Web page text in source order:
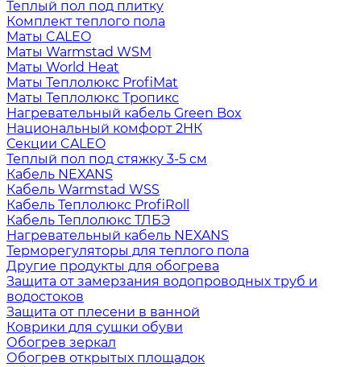
Теплый пол под плитку
Комплект теплого пола
Маты CALEO
Маты Warmstad WSM
Маты World Heat
Маты Теплолюкс ProfiMat
Маты Теплолюкс Тропикс
Нагревательный кабель Green Box
Национальный комфорт 2НК
Секции CALEO
Теплый пол под стяжку 3-5 см
Кабель NEXANS
Кабель Warmstad WSS
Кабель Теплолюкс ProfiRoll
Кабель Теплолюкс ТЛБЭ
Нагревательный кабель NEXANS
Терморегуляторы для теплого пола
Другие продукты для обогрева
Защита от замерзания водопроводных труб и
водостоков
Защита от плесени в ванной
Коврики для сушки обуви
Обогрев зеркал
Обогрев открытых площадок